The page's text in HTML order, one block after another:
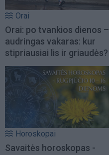
Orai
Orai: po tvankios dienos –
audringas vakaras: kur
stipriausiai lis ir griaudės?
Horoskopai
Savaitės horoskopas -